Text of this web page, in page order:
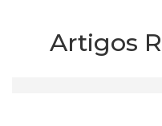
Artigos